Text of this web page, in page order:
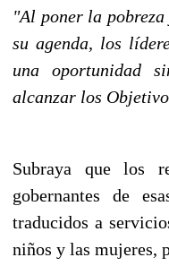
"Al poner la
su agenda, los
una oportunidad
alcanzar los
Subraya que los
gobernantes de
traducidos a
niños y las mujeres,